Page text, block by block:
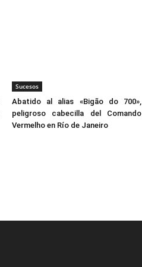
Sucesos
Abatido al alias «Bigão do 700»,
peligroso cabecilla del Comando
Vermelho en Río de Janeiro